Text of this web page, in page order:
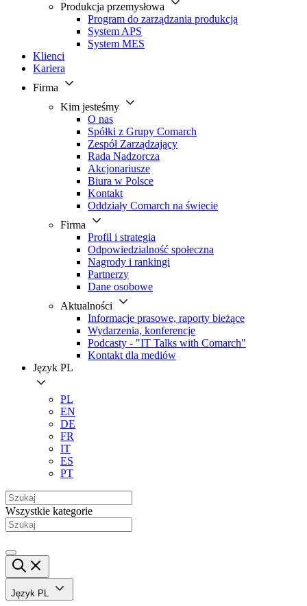
Produkcja przemysłowa
Program do zarządzania produkcją
System APS
System MES
Klienci
Kariera
Firma
Kim jesteśmy
O nas
Spółki z Grupy Comarch
Zespół Zarządzający
Rada Nadzorcza
Akcjonariusze
Biura w Polsce
Kontakt
Oddziały Comarch na świecie
Firma
Profil i strategia
Odpowiedzialność społeczna
Nagrody i rankingi
Partnerzy
Dane osobowe
Aktualności
Informacje prasowe, raporty bieżące
Wydarzenia, konferencje
Podcasty - "IT Talks with Comarch"
Kontakt dla mediów
Język PL
PL
EN
DE
FR
IT
ES
PT
Wszystkie kategorie
Język PL